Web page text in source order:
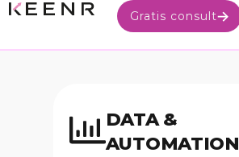
Gratis consult
DATA &
AUTOMATION